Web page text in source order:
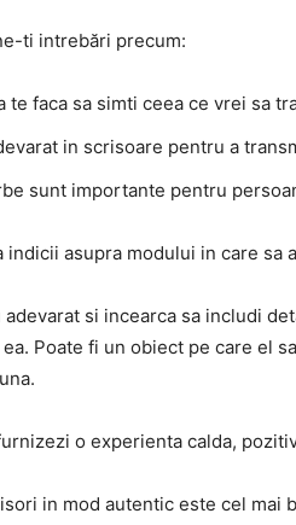
ti intrebări precum:
te faca sa simti ceea ce vrei sa
in scrisoare pentru a
sunt importante pentru
indicii asupra modului in care
si incearca sa includi
Poate fi un obiect pe care el
o experienta calda,
in mod autentic este cel mai